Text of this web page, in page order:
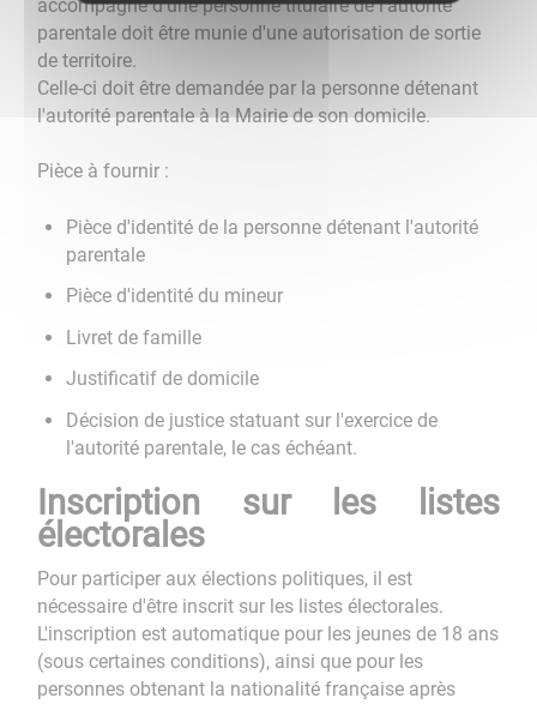
accompagné d'une personne titulaire de l'autorité
parentale doit être munie d'une autorisation de sortie
de territoire.
Celle-ci doit être demandée par la personne détenant
l'autorité parentale à la Mairie de son domicile.
Pièce à fournir :
Pièce d'identité de la personne détenant l'autorité
parentale
Pièce d'identité du mineur
Livret de famille
Justificatif de domicile
Décision de justice statuant sur l'exercice de
l'autorité parentale, le cas échéant.
Inscription sur les listes
électorales
Pour participer aux élections politiques, il est
nécessaire d'être inscrit sur les listes électorales.
L'inscription est automatique pour les jeunes de 18 ans
(sous certaines conditions), ainsi que pour les
personnes obtenant la nationalité française après